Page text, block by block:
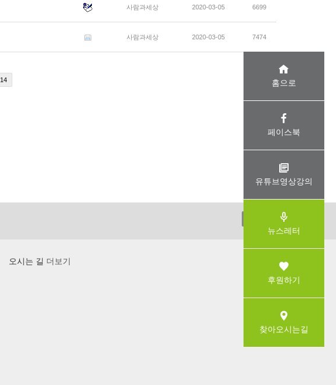
사람과세상 2020-03-05 6699
사람과세상 2020-03-05 7474
14 홈으로
페이스북
유튜브영상강의
뉴스레터
후원하기
찾아오시는길
오시는 길 더보기